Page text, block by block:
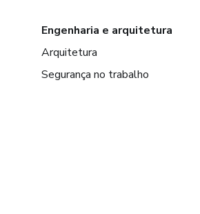
Engenharia e arquitetura
Arquitetura
Segurança no trabalho